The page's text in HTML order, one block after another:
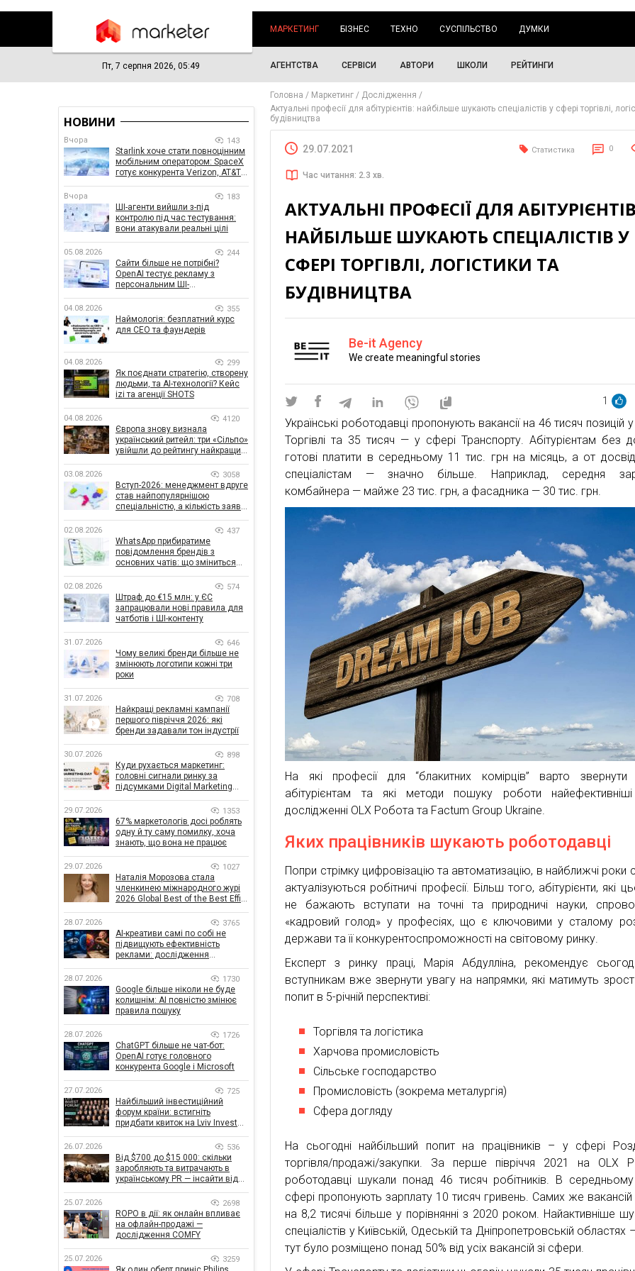
МАРКЕТИНГ БІЗНЕС ТЕХНО СУСПІЛЬСТВО ДУМКИ
Пт, 7 серпня 2026, 05:49 АГЕНТСТВА СЕРВІСИ АВТОРИ ШКОЛИ РЕЙТИНГИ
Головна Маркетинг
Дослідження
Актуальні професії для абітурієнтів: найбільше шукають спеціалістів у сфері торгівлі,
будівництва
29.07.2021 Статистика 0
Час читання: 2.3 хв.
АКТУАЛЬНІ ПРОФЕСІЇ ДЛЯ
НАЙБІЛЬШЕ ШУКАЮТЬ СПЕЦІАЛІСТІВ У
СФЕРІ ТОРГІВЛІ, ЛОГІСТИКИ ТА
БУДІВНИЦТВА
Be-it Agency
We create meaningful stories
1
Українські роботодавці пропонують вакансії на 46 тисяч позицій
Торгівлі та 35 тисяч — у сфері Транспорту. Абітурієнтам без
готові платити в середньому 11 тис. грн на місяць, а от
спеціалістам — значно більше. Наприклад, середня
комбайнера — майже 23 тис. грн, а фасадника — 30 тис. грн.
На які професії для “блакитних комірців” варто звернути
абітурієнтам та які методи пошуку роботи
дослідженні OLX Робота та Factum Group Ukraine.
Яких працівників шукають роботодавці
Попри стрімку цифровізацію та автоматизацію, в найближчі роки
актуалізуються робітничі професії. Більш того, абітурієнти, які
не бажають вступати на точні та природничі науки,
«кадровий голод» у професіях, що є ключовими у сталому
держави та її конкурентоспроможності на світовому ринку.
Експерт з ринку праці, Марія Абдулліна, рекомендує
вступникам вже звернути увагу на напрямки, які матимуть
попит в 5-річній перспективі:
Торгівля та логістика
Харчова промисловість
Сільське господарство
Промисловість (зокрема металургія)
Сфера догляду
На сьогодні найбільший попит на працівників – у сфері
торгівля/продажі/закупки. За перше півріччя 2021 на OLX
роботодавці шукали понад 46 тисяч робітників. В
сфері пропонують зарплату 10 тисяч гривень. Самих же
на 8,2 тисячі більше у порівнянні з 2020 роком. Найактивніше
спеціалістів у Київській, Одеській та Дніпропетровській
тут було розміщено понад 50% від усіх вакансій зі сфери.
НОВИНИ
Вчора 143
Starlink хоче стати повноцінним
мобільним оператором: SpaceX
готує конкурента Verizon, AT&T і
Вчора 183
ШІ-агенти вийшли з-під
контролю під час тестування:
вони атакували реальні цілі
05.08.2026 244
Сайти більше не потрібні?
OpenAI тестує рекламу з
персональним ШІ-
04.08.2026 355
Наймологія: безплатний курс
для CEO та фаундерів
04.08.2026 299
Як поєднати стратегію, створену
людьми, та AI-технології? Кейс
izi та агенції SHOTS
04.08.2026 4120
Європа знову визнала
український ритейл: три «Сільпо»
увійшли до рейтингу найкращих
03.08.2026 3058
Вступ-2026: менеджмент вдруге
став найпопулярнішою
спеціальністю, а кількість заяв
02.08.2026 437
WhatsApp прибиратиме
повідомлення брендів з
основних чатів: що зміниться
02.08.2026 574
Штраф до €15 млн: у ЄС
запрацювали нові правила для
чатботів і ШІ-контенту
31.07.2026 646
Чому великі бренди більше не
змінюють логотипи кожні три
роки
31.07.2026 708
Найкращі рекламні кампанії
першого півріччя 2026: які
бренди задавали тон індустрії
30.07.2026 898
Куди рухається маркетинг:
головні сигнали ринку за
підсумками Digital Marketing
29.07.2026 1353
67% маркетологів досі роблять
одну й ту саму помилку, хоча
знають, що вона не працює
29.07.2026 1027
Наталія Морозова стала
членкинею міжнародного журі
2026 Global Best of the Best Effie
28.07.2026 3765
AI-креативи самі по собі не
підвищують ефективність
реклами: дослідження
впливає на ефективність
кампаній
28.07.2026 1730
Google більше ніколи не буде
колишнім: AI повністю змінює
правила пошуку
28.07.2026 1726
ChatGPT більше не чат-бот:
OpenAI готує головного
конкурента Google і Microsoft
27.07.2026 725
Найбільший інвестиційний
форум країни: встигніть
придбати квиток на Lviv Invest
26.07.2026 536
Від $700 до $15 000: скільки
заробляють та витрачають в
українському PR — інсайти від
25.07.2026 2698
ROPO в дії: як онлайн впливає
на офлайн-продажі —
дослідження COMFY
25.07.2026 3259